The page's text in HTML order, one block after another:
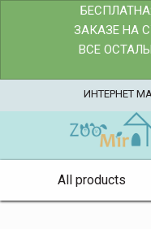
ЗАКАЗЕ НА
ВСЕ
ИНТЕРНЕТ
All products